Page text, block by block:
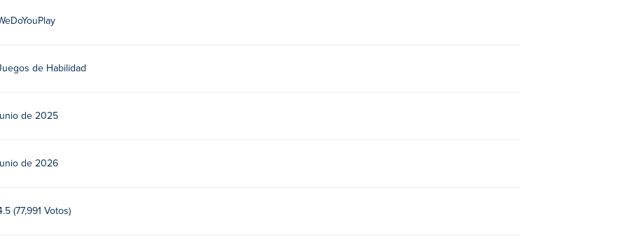
y dispositivos móviles como teléfonos y tabletas.
de Habilidad
de 2025
de 2026
(77,991 Votos)